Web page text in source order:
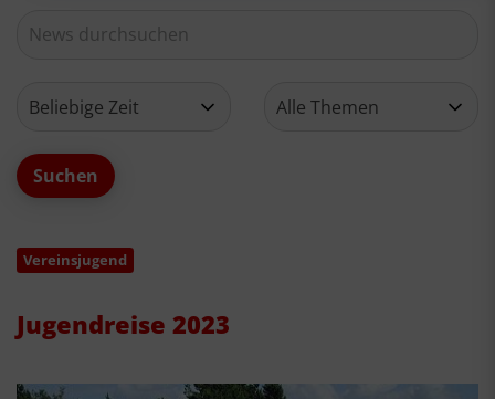
Vereinsjugend
Jugendreise 2023